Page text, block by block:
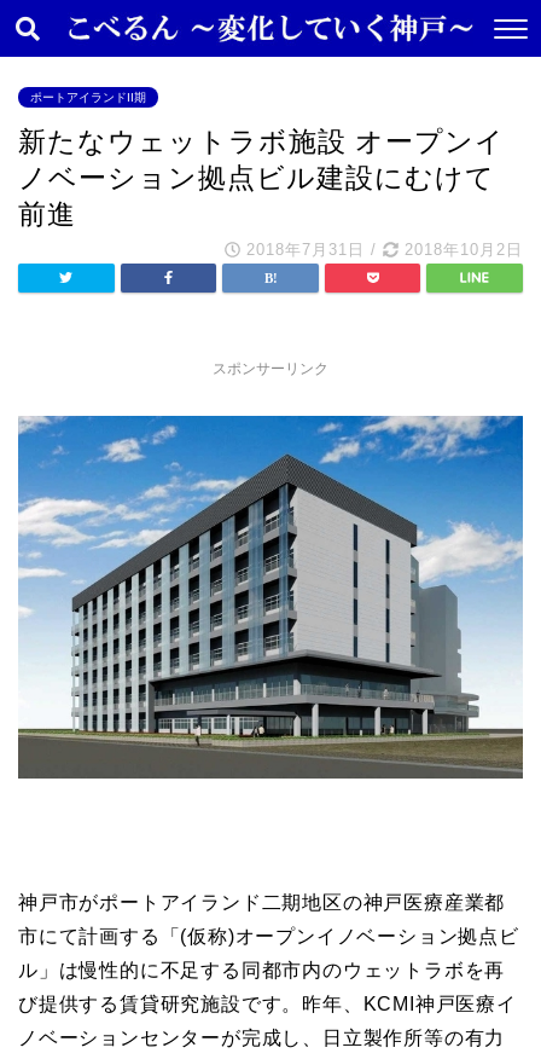
ポートアイランドII期
新たなウェットラボ施設 オープンイ
ノベーション拠点ビル建設にむけて
前進
2018年7月31日 / 2018年10月2日
スポンサーリンク
神戸市がポートアイランド二期地区の神戸医療産業都
市にて計画する「(仮称)オープンイノベーション拠点ビ
ル」は慢性的に不足する同都市内のウェットラボを再
び提供する賃貸研究施設です。昨年、KCMI神戸医療イ
ノベーションセンターが完成し、日立製作所等の有力